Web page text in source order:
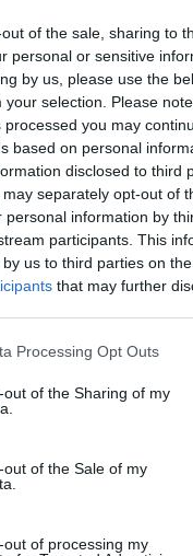
of the sale, sharing to
personal or sensitive
by us, please use the
your selection. Please
you may
based on personal
disclosed to third
separately opt-out of
personal information by
participants. This
us to third parties on the
that may further
Processing Opt Outs
out of the Sharing of my
out of the Sale of my
out of processing my
vertreten durch
Lammfleisch
Das Kochen nach TCM
die Rezepte nach TCM
funktioniert.
Kategorien
Vanillereis mit Apfel und